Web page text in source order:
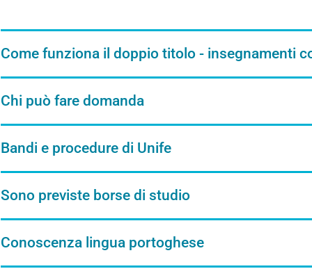
Come funziona il doppio titolo - insegnamenti
Chi può fare domanda
Bandi e procedure di Unife
Sono previste borse di studio
Conoscenza lingua portoghese